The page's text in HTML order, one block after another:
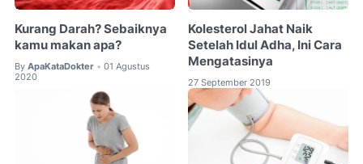
Kurang Darah? Sebaiknya
kamu makan apa?
By ApaKataDokter • 01 Agustus
2020
Kolesterol Jahat Naik
Setelah Idul Adha, Ini Cara
Mengatasinya
27 September 2019